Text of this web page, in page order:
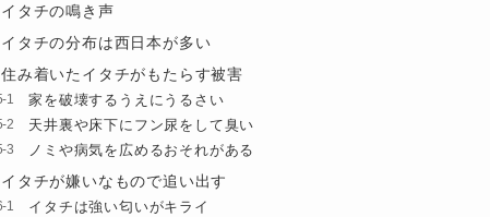
イタチの鳴き声
イタチの分布は西日本が多い
住み着いたイタチがもたらす被害
家を破壊するうえにうるさい
天井裏や床下にフン尿をして臭い
ノミや病気を広めるおそれがある
イタチが嫌いなもので追い出す
イタチは強い匂いがキライ